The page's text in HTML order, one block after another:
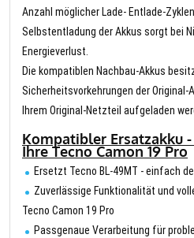
Anzahl möglicher Lade- Entlade-
Selbstentladung der Akkus sorgt bei
Energieverlust.
Die kompatiblen Nachbau-Akkus
Sicherheitsvorkehrungen der
Ihrem Original-Netzteil aufgeladen
Kompatibler Ersatzakku
Ihre Tecno Camon 19 Pro
Ersetzt Tecno BL-49MT - einfach
Zuverlässige Funktionalität und
Tecno Camon 19 Pro
Passgenaue Verarbeitung für